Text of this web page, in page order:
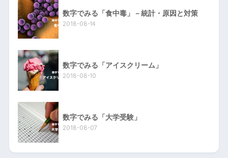
数字でみる「食中毒」－統計・原因と対策
2018-08-14
数字でみる「アイスクリーム」
2018-08-10
数字でみる「大学受験」
2018-08-07